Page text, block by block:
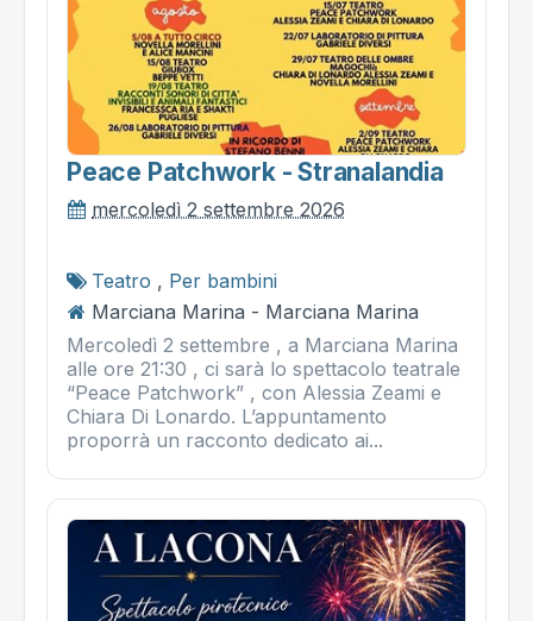
Peace Patchwork - Stranalandia
mercoledì 2 settembre 2026
Teatro , Per bambini
Marciana Marina - Marciana Marina
Mercoledì 2 settembre , a Marciana Marina
alle ore 21:30 , ci sarà lo spettacolo teatrale
“Peace Patchwork” , con Alessia Zeami e
Chiara Di Lonardo. L’appuntamento
proporrà un racconto dedicato ai...